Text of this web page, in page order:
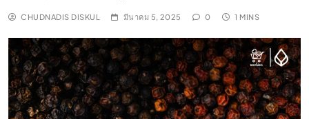
CHUDNADIS DISKUL มีนาคม 5, 2025 0 1 MINS